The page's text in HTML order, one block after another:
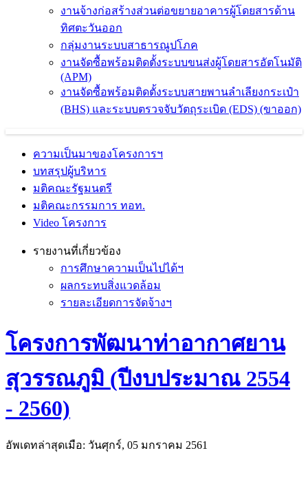
งานจ้างก่อสร้างส่วนต่อขยายอาคารผู้โดยสารด้าน
ทิศตะวันออก
กลุ่มงานระบบสาธารณูปโภค
งานจัดซื้อพร้อมติดตั้งระบบขนส่งผู้โดยสารอัตโนมัติ
(APM)
งานจัดซื้อพร้อมติดตั้งระบบสายพานลำเลียงกระเป๋า
(BHS) และระบบตรวจจับวัตถุระเบิด (EDS) (ขาออก)
ความเป็นมาของโครงการฯ
บทสรุปผู้บริหาร
มติคณะรัฐมนตรี
มติคณะกรรมการ ทอท.
Video โครงการ
รายงานที่เกี่ยวข้อง
การศึกษาความเป็นไปได้ฯ
ผลกระทบสิ่งแวดล้อม
รายละเอียดการจัดจ้างฯ
โครงการพัฒนาท่าอากาศยาน
สุวรรณภูมิ (ปีงบประมาณ 2554
- 2560)
อัพเดทล่าสุดเมือ: วันศุกร์, 05 มกราคม 2561